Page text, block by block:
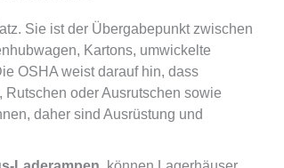
Sie ist der Übergabepunkt zwischen
Kartons, umwickelte
OSHA weist darauf hin, dass
oder Ausrutschen sowie
daher sind Ausrüstung und